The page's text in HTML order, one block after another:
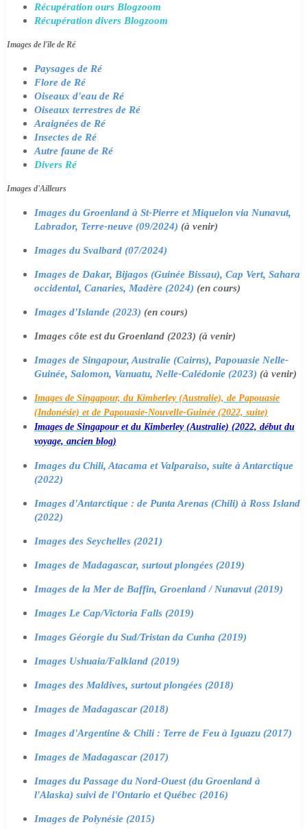
Récupération ours Blogzoom
Récupération divers Blogzoom
Images de l'île de Ré
Paysages de Ré
Flore de Ré
Oiseaux d'eau de Ré
Oiseaux terrestres de Ré
Araignées de Ré
Insectes de Ré
Autre faune de Ré
Divers Ré
Images d'Ailleurs
Images du Groenland à St-Pierre et Miquelon via Nunavut,
Labrador, Terre-neuve (09/2024) (à venir)
Images du Svalbard (07/2024)
Images de Dakar, Bijagos (Guinée Bissau), Cap Vert, Sahara
occidental, Canaries, Madère (2024) (en cours)
Images d'Islande (2023) (en cours)
Images côte est du Groenland (2023) (à venir)
Images de Singapour, Australie (Cairns), Papouasie Nelle-
Guinée, Salomon, Vanuatu, Nelle-Calédonie (2023) (à venir)
Images de Singapour, du Kimberley (Australie), de Papouasie
(Indonésie) et de Papouasie-Nouvelle-Guinée (2022, suite)
Images de Singapour et du Kimberley (Australie) (2022, début du
voyage, ancien blog)
Images du Chili, Atacama et Valparaiso, suite à Antarctique
(2022)
Images d'Antarctique : de Punta Arenas (Chili) à Ross Island
(2022)
Images des Seychelles (2021)
Images de Madagascar, surtout plongées (2019)
Images de la Mer de Baffin, Groenland / Nunavut (2019)
Images Le Cap/Victoria Falls (2019)
Images Géorgie du Sud/Tristan da Cunha (2019)
Images Ushuaia/Falkland (2019)
Images des Maldives, surtout plongées (2018)
Images de Madagascar (2018)
Images d'Argentine & Chili : Terre de Feu à Iguazu (2017)
Images de Madagascar (2017)
Images du Passage du Nord-Ouest (du Groenland à
l'Alaska) suivi de l'Ontario et Québec (2016)
Images de Polynésie (2015)